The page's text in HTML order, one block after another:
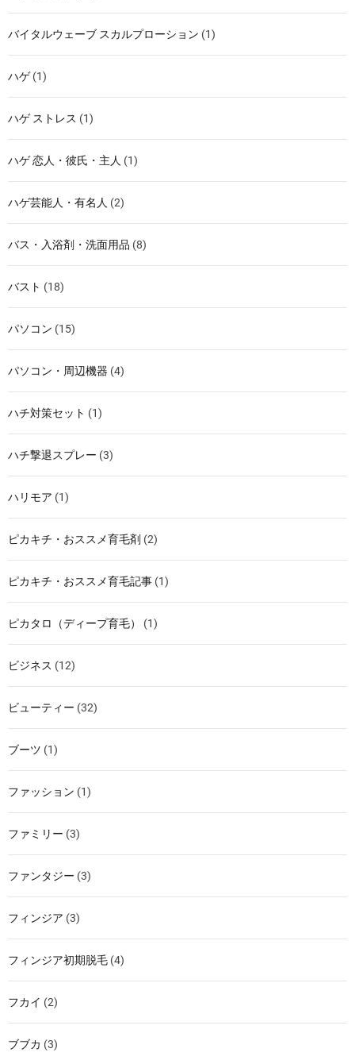
バイタルウェーブ スカルプローション (1)
ハゲ(1)
ハゲ ストレス (1)
ハゲ 恋人・彼氏・主人 (1)
ハゲ芸能人・有名人 (2)
バス・入浴剤・洗面用品 (8)
バスト (18)
パソコン (15)
パソコン・周辺機器 (4)
ハチ対策セット (1)
ハチ撃退スプレー (3)
ハリモア (1)
ピカキチ・おススメ育毛剤 (2)
ピカキチ・おススメ育毛記事 (1)
ピカタロ（ディープ育毛） (1)
ビジネス (12)
ビューティー (32)
ブーツ (1)
ファッション (1)
ファミリー (3)
ファンタジー (3)
フィンジア (3)
フィンジア初期脱毛 (4)
フカイ (2)
ブブカ (3)